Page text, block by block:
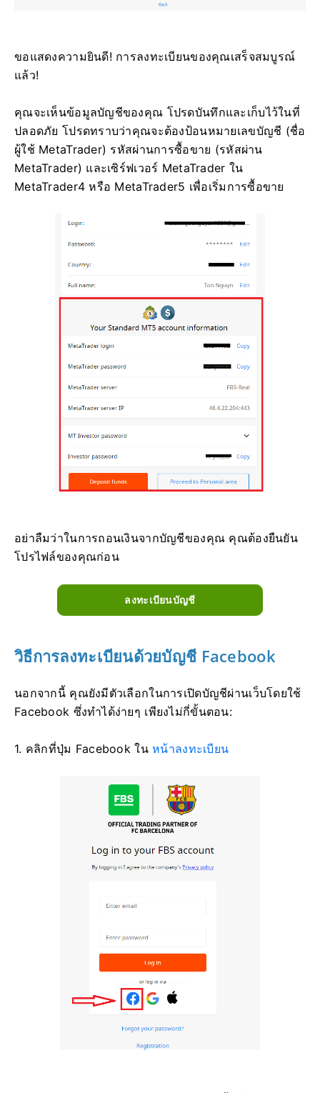
ขอแสดงความยินดี! การลงทะเบียนของคุณเสร็จสมบูรณ์
แล้ว!
คุณจะเห็นข้อมูลบัญชีของคุณ โปรดบันทึกและเก็บไว้ในที่
ปลอดภัย โปรดทราบว่าคุณจะต้องป้อนหมายเลขบัญชี (ชื่อ
ผู้ใช้ MetaTrader) รหัสผ่านการซื้อขาย (รหัสผ่าน
MetaTrader) และเซิร์ฟเวอร์ MetaTrader ใน
MetaTrader4 หรือ MetaTrader5 เพื่อเริ่มการซื้อขาย
อย่าลืมว่าในการถอนเงินจากบัญชีของคุณ คุณต้องยืนยัน
โปรไฟล์ของคุณก่อน
ลงทะเบียนบัญชี
วิธีการลงทะเบียนด้วยบัญชี Facebook
นอกจากนี้ คุณยังมีตัวเลือกในการเปิดบัญชีผ่านเว็บโดยใช้
Facebook ซึ่งทำได้ง่ายๆ เพียงไม่กี่ขั้นตอน:
1. คลิกที่ปุ่ม Facebook ในหน้าลงทะเบียน